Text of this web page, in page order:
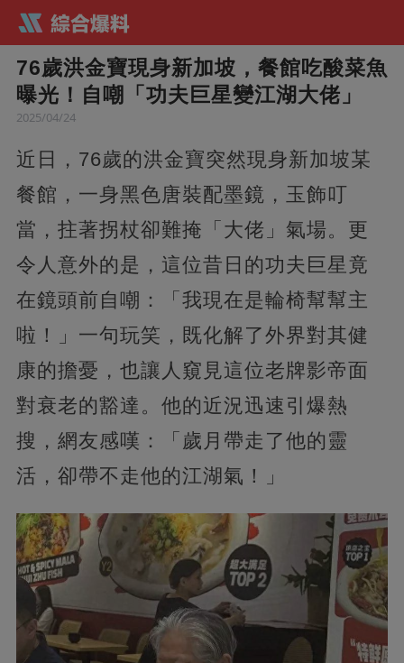
76歲洪金寶現身新加坡，餐館吃酸菜魚
曝光！自嘲「功夫巨星變江湖大佬」
2025/04/24
近日，76歲的洪金寶突然現身新加坡某
餐館，一身黑色唐裝配墨鏡，玉飾叮
當，拄著拐杖卻難掩「大佬」氣場。更
令人意外的是，這位昔日的功夫巨星竟
在鏡頭前自嘲：「我現在是輪椅幫幫主
啦！」一句玩笑，既化解了外界對其健
康的擔憂，也讓人窺見這位老牌影帝面
對衰老的豁達。他的近況迅速引爆熱
搜，網友感嘆：「歲月帶走了他的靈
活，卻帶不走他的江湖氣！」